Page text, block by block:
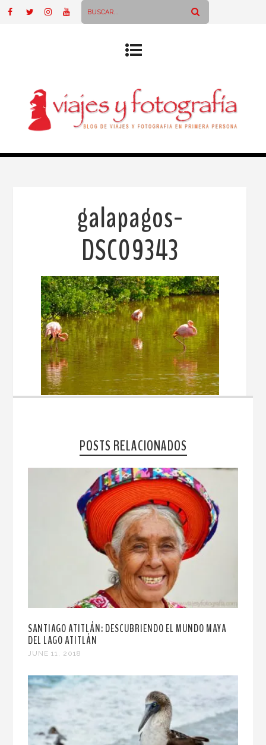
galapagos-
DSC09343
POSTS RELACIONADOS
SANTIAGO ATITLÁN: DESCUBRIENDO EL MUNDO MAYA
DEL LAGO ATITLÁN
JUNE 11, 2018